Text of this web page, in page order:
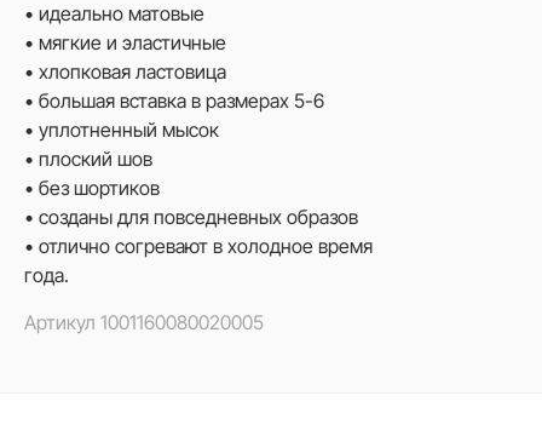
• идеально матовые
• мягкие и эластичные
• хлопковая ластовица
• большая вставка в размерах 5-6
• уплотненный мысок
• плоский шов
• без шортиков
• созданы для повседневных образов
• отлично согревают в холодное время
года.
Артикул 1001160080020005